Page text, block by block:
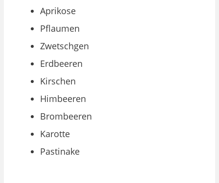
Aprikose
Pflaumen
Zwetschgen
Erdbeeren
Kirschen
Himbeeren
Brombeeren
Karotte
Pastinake